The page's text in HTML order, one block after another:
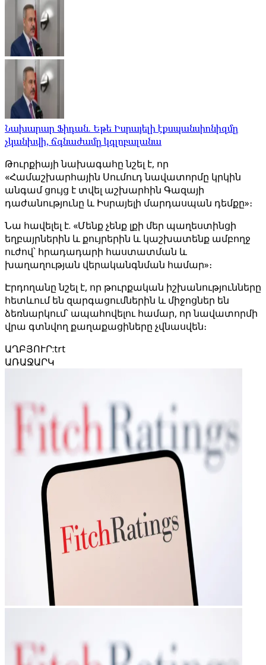
Նախարար Ֆիդան. Եթե Իսրայելի էքսպանսիոնիզմը
չկանխվի, ճգնաժամը կգլոբալանա
Թուրքիայի նախագահը նշել է, որ
«Համաշխարհային Սումուդ նավատորմը կրկին
անգամ ցույց է տվել աշխարհին Գազայի
դաժանությունը և Իսրայելի մարդասպան դեմքը»։
Նա հավելել է. «Մենք չենք լքի մեր պաղեստինցի
եղբայրներին և քույրերին և կաշխատենք ամբողջ
ուժով՝ հրադադարի հաստատման և
խաղաղության վերականգնման համար»։
Էրդողանը նշել է, որ թուրքական իշխանությունները
հետևում են զարգացումներին և միջոցներ են
ձեռնարկում՝ ապահովելու համար, որ նավատորմի
վրա գտնվող քաղաքացիները չվնասվեն։
ԱՂԲՅՈՒՐ:trt
ԱՌԱՋԱՐԿ